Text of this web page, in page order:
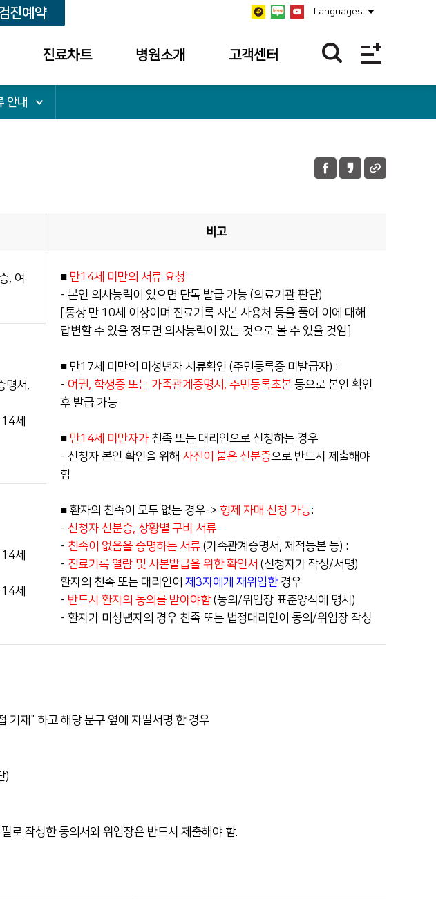
진예약 Languages
진료차트
예약내역
불편/건의
칭찬사연 내역
병원소개
병원개요
안전보건경영방침
사회공헌
병원소식
인재채용
후원
병원 HI
고객센터
FAQ
안내
비고
, 여
■ 만14세 미만의 서류 요청
- 본인 의사능력이 있으면 단독 발급 가능 (의료기관 판단)
[통상 만 10세 이상이며 진료기록 사본 사용처 등을 풀어 이에 대해
답변할 수 있을 정도면 의사능력이 있는 것으로 볼 수 있을 것임]
■ 만17세 미만의 미성년자 서류확인 (주민등록증 미발급자) :
- 여권, 학생증 또는 가족관계증명서, 주민등록초본 등으로 본인 확인
후 발급 가능
■ 만14세 미만자가 친족 또는 대리인으로 신청하는 경우
- 신청자 본인 확인을 위해 사진이 붙은 신분증으로 반드시 제출해야
함
■ 환자의 친족이 모두 없는 경우-> 형제 자매 신청 가능:
- 신청자 신분증, 상황별 구비 서류
- 친족이 없음을 증명하는 서류 (가족관계증명서, 제적등본 등) :
- 진료기록 열람 및 사본발급을 위한 확인서 (신청자가 작성/서명)
환자의 친족 또는 대리인이 제3자에게 재위임한경우
- 반드시 환자의 동의를 받아야함(동의/위임장 표준양식에 명시)
- 환자가 미성년자의 경우 친족 또는 법정대리인이 동의/위임장 작성
명서,
세
세
세
기재" 하고 해당 문구 옆에 자필서명 한 경우
)
로 작성한 동의서와 위임장은 반드시 제출해야 함.